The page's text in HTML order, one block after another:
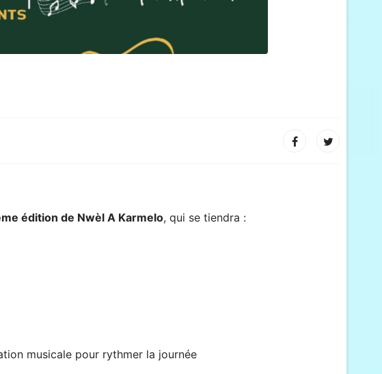
édition de Nwèl A Karmelo, qui se tiendra :
musicale pour rythmer la journée